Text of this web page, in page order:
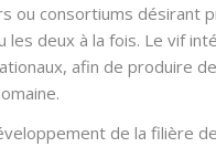
ou consortiums
deux à la fois. Le vif
afin de produire
de la filière